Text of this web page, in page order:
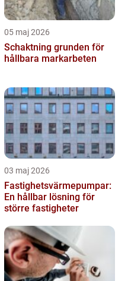
05 maj 2026
Schaktning grunden för
hållbara markarbeten
03 maj 2026
Fastighetsvärmepumpar:
En hållbar lösning för
större fastigheter